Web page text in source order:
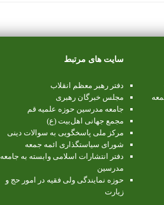
سایت های مرتبط
دفتر رهبر معظم انقلاب
مجلس خبرگان رهبری
جامعه مدرسین حوزه علمیه قم
مجمع جهانی اهل‌بیت (ع)
مرکز ملی پاسخگویی به سوالات دینی
شورای سیاستگذاری ائمه جمعه
دفتر انتشارات اسلامی وابسته به جامعه
مدرسین
حوزه نمایندگی ولی فقیه در امور حج و
زیارت